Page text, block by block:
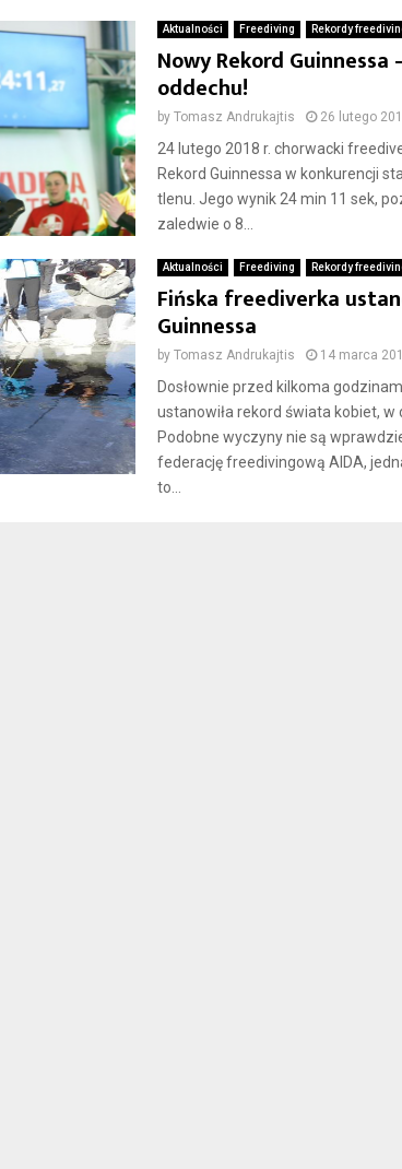
Aktualności Freediving Rekordy
Nowy Rekord
oddechu!
by Tomasz Andrukajtis 26 lutego
24 lutego 2018 r. chorwacki
Rekord Guinnessa w konkurencji
tlenu. Jego wynik 24 min 11 sek,
zaledwie o 8...
Aktualności Freediving Rekordy
Fińska freediverka
Guinnessa
by Tomasz Andrukajtis 14 marca
Dosłownie przed kilkoma
ustanowiła rekord świata kobiet, w
Podobne wyczyny nie są
federację freedivingową AIDA,
to...